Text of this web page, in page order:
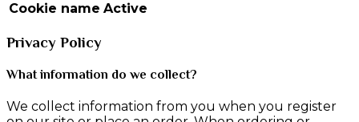
Cookie name Active
Privacy Policy
What information do we collect?
We collect information from you when you register